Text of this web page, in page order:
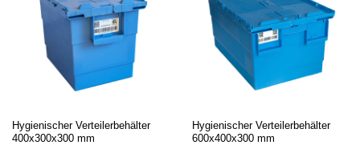
Hygienischer Verteilerbehälter
400x300x300 mm
Hygienischer Verteilerbehälter
600x400x300 mm